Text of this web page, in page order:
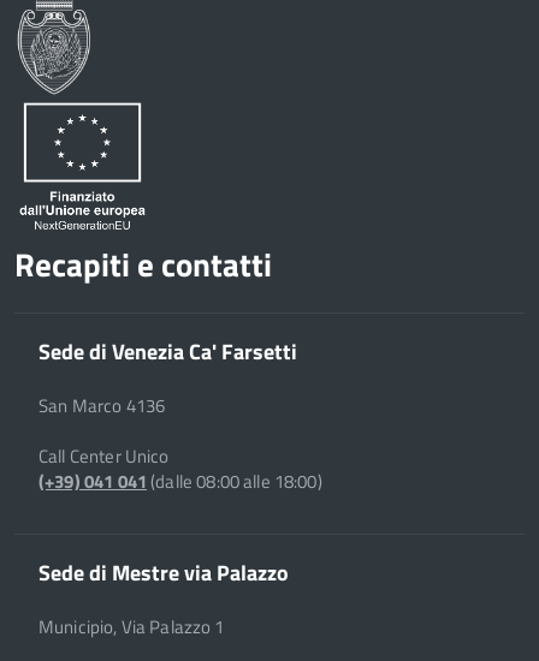
Recapiti e contatti
Sede di Venezia Ca' Farsetti
San Marco 4136
Call Center Unico
(+39) 041 041(dalle 08:00 alle 18:00)
Sede di Mestre via Palazzo
Municipio, Via Palazzo 1